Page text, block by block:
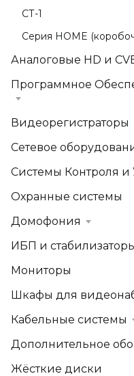
СТ-1
Серия HOME
Аналоговые HD и
Программное
Видеорегистраторы
Сетевое
Системы Контроля и
Охранные системы
Домофония
ИБП и
Мониторы
Шкафы для
Кабельные системы
Дополнительное
Жёсткие диски